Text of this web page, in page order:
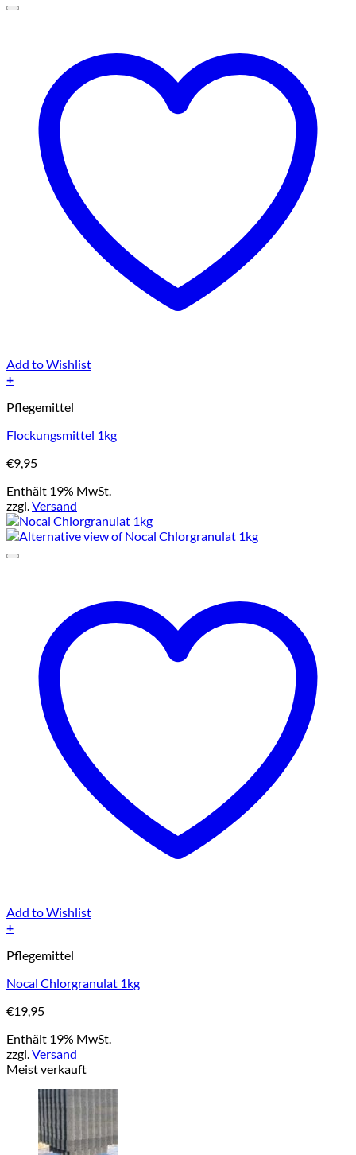
Add to Wishlist
+
Pflegemittel
Flockungsmittel 1kg
€9,95
Enthält 19% MwSt.
zzgl.Versand
Add to Wishlist
+
Pflegemittel
Nocal Chlorgranulat 1kg
€19,95
Enthält 19% MwSt.
zzgl.Versand
Meist verkauft